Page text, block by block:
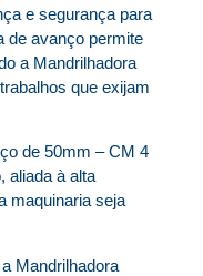
e segurança para
de avanço permite
a Mandrilhadora
que exijam
de 50mm – CM 4
aliada à alta
maquinaria seja
Mandrilhadora